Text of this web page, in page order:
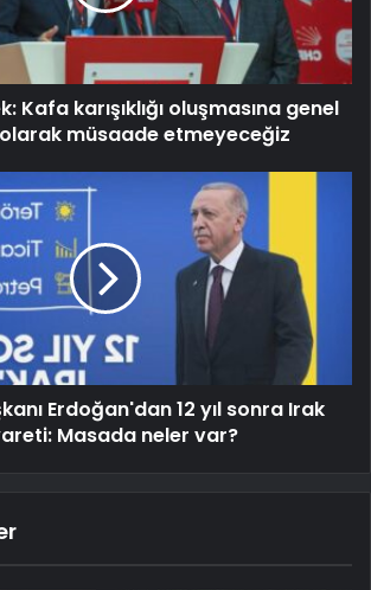
Kafa karışıklığı oluşmasına genel
müsaade etmeyeceğiz
Erdoğan'dan 12 yıl sonra Irak
Masada neler var?